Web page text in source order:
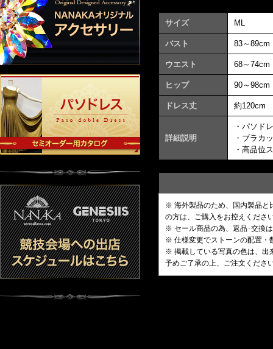
サイズ ML
バスト 83～89cm
ウエスト 68～74cm
ヒップ 90～98cm
ドレス丈 約120cm
詳細説明
・パソド
・ブラカ
・高品位
※ 海外製品のため、国内製品と
の方は、ご購入をお控えくださ
※ セール商品の為、返品･交換
※ 仕様変更でストーンの配置・
※ 掲載している写真の色は、出
予めご了承の上、ご注文くださ